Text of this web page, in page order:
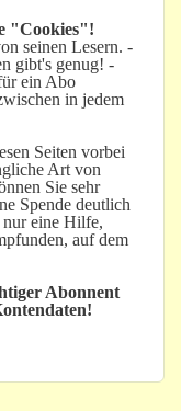
"Cookies"!
seinen Lesern. -
gibt's genug! -
ein Abo
in jedem
Seiten vorbei
Art von
Sie sehr
Spende deutlich
eine Hilfe,
auf dem
Abonnent